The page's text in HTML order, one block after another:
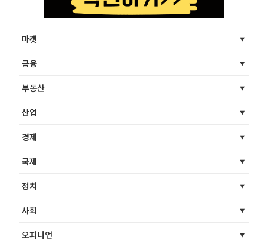
마켓
금융
부동산
산업
경제
국제
정치
사회
오피니언